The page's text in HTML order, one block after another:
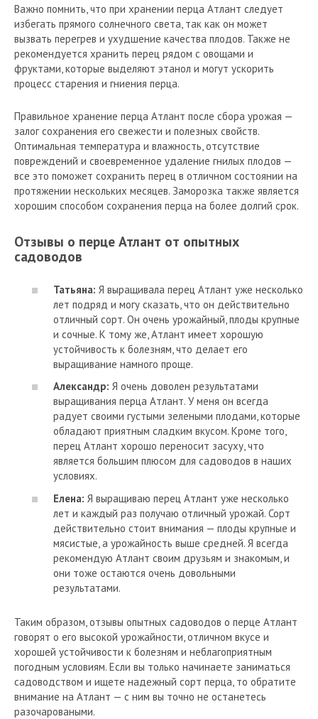
Важно помнить, что при хранении перца Атлант следует
избегать прямого солнечного света, так как он может
вызвать перегрев и ухудшение качества плодов. Также не
рекомендуется хранить перец рядом с овощами и
фруктами, которые выделяют этанол и могут ускорить
процесс старения и гниения перца.
Правильное хранение перца Атлант после сбора урожая —
залог сохранения его свежести и полезных свойств.
Оптимальная температура и влажность, отсутствие
повреждений и своевременное удаление гнилых плодов —
все это поможет сохранить перец в отличном состоянии на
протяжении нескольких месяцев. Заморозка также является
хорошим способом сохранения перца на более долгий срок.
Отзывы о перце Атлант от опытных
садоводов
Татьяна: Я выращивала перец Атлант уже несколько
лет подряд и могу сказать, что он действительно
отличный сорт. Он очень урожайный, плоды крупные
и сочные. К тому же, Атлант имеет хорошую
устойчивость к болезням, что делает его
выращивание намного проще.
Александр: Я очень доволен результатами
выращивания перца Атлант. У меня он всегда
радует своими густыми зелеными плодами, которые
обладают приятным сладким вкусом. Кроме того,
перец Атлант хорошо переносит засуху, что
является большим плюсом для садоводов в наших
условиях.
Елена: Я выращиваю перец Атлант уже несколько
лет и каждый раз получаю отличный урожай. Сорт
действительно стоит внимания — плоды крупные и
мясистые, а урожайность выше средней. Я всегда
рекомендую Атлант своим друзьям и знакомым, и
они тоже остаются очень довольными
результатами.
Таким образом, отзывы опытных садоводов о перце Атлант
говорят о его высокой урожайности, отличном вкусе и
хорошей устойчивости к болезням и неблагоприятным
погодным условиям. Если вы только начинаете заниматься
садоводством и ищете надежный сорт перца, то обратите
внимание на Атлант — с ним вы точно не останетесь
разочароваными.